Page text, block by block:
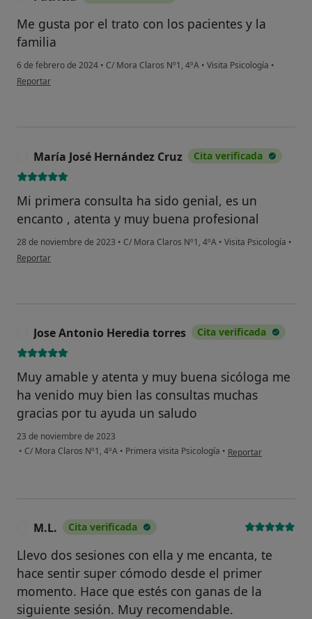
Me gusta por el trato con los pacientes y la
familia
6 de febrero de 2024 • C/ Mora Claros Nº1, 4ºA • Visita Psicología •
en opinión del usuario Patricia
Reportar
María José Hernández Cruz Cita verificada
Mi primera consulta ha sido genial, es un
encanto , atenta y muy buena profesional
28 de noviembre de 2023 • C/ Mora Claros Nº1, 4ºA • Visita Psicología •
en opinión del usuario María José Hernández Cruz
Reportar
Jose Antonio Heredia torres Cita verificada
Muy amable y atenta y muy buena sicóloga me
ha venido muy bien las consultas muchas
gracias por tu ayuda un saludo
23 de noviembre de 2023
• C/ Mora Claros Nº1, 4ºA • Primera visita Psicología • en opinión del
Reportar
M.L. Cita verificada
Llevo dos sesiones con ella y me encanta, te
hace sentir super cómodo desde el primer
momento. Hace que estés con ganas de la
siguiente sesión. Muy recomendable.